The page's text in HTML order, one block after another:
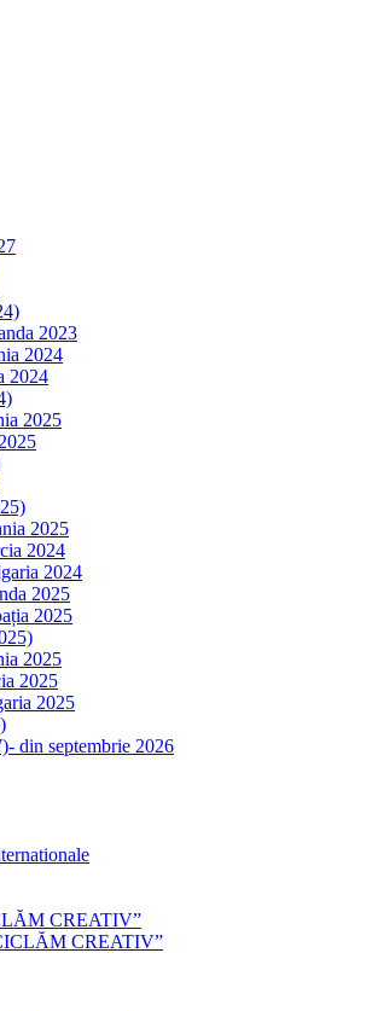
2023
2024
2024
2025
2025
2024
2024
2025
2025
2025
2025
2025
din septembrie 2026
CREATIV”
CREATIV”